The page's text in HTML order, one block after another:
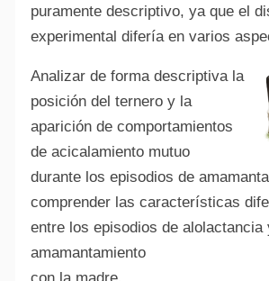
puramente descriptivo, ya que el
experimental difería en varios
Analizar de forma descriptiva la
posición del ternero y la
aparición de comportamientos
de acicalamiento mutuo
durante los episodios de
comprender las características
entre los episodios de alolactancia
amamantamiento